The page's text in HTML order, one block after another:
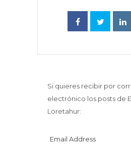
Si quieres recibir por
electrónico los posts de
Loretahur:
Email Address